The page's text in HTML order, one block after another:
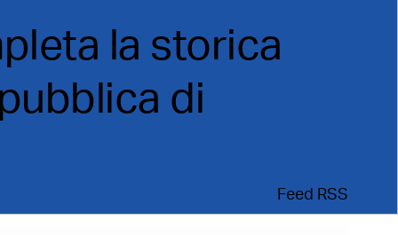
la storica
di
Feed RSS